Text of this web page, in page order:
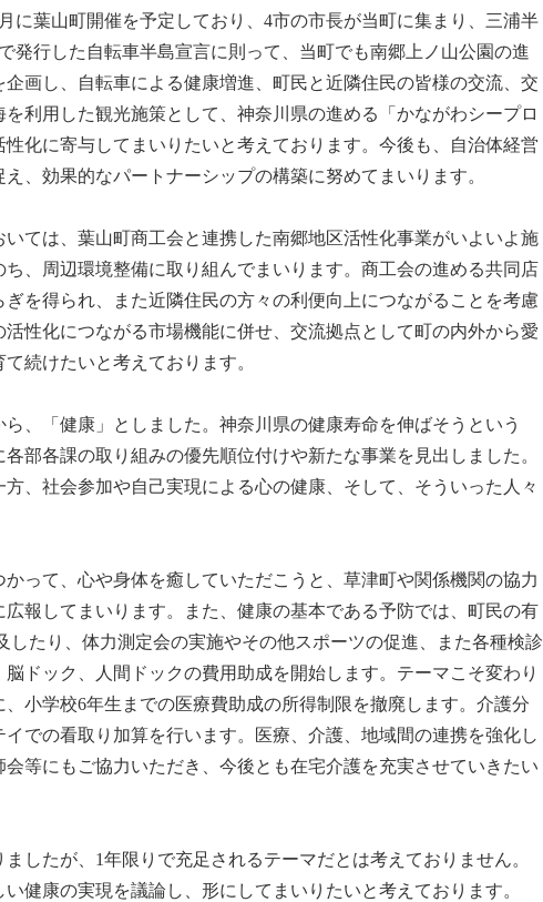
に葉山町開催を予定しており、4市の市長が当町に集まり、三浦半
発行した自転車半島宣言に則って、当町でも南郷上ノ山公園の進
画し、自転車による健康増進、町民と近隣住民の皆様の交流、交
利用した観光施策として、神奈川県の進める「かながわシープロ
化に寄与してまいりたいと考えております。今後も、自治体経営
、効果的なパートナーシップの構築に努めてまいります。
ては、葉山町商工会と連携した南郷地区活性化事業がいよいよ施
、周辺環境整備に取り組んでまいります。商工会の進める共同店
を得られ、また近隣住民の方々の利便向上につながることを考慮
性化につながる市場機能に併せ、交流拠点として町の内外から愛
続けたいと考えております。
、「健康」としました。神奈川県の健康寿命を伸ばそうという
部各課の取り組みの優先順位付けや新たな事業を見出しました。
、社会参加や自己実現による心の健康、そして、そういった人々
って、心や身体を癒していただこうと、草津町や関係機関の協力
報してまいります。また、健康の基本である予防では、町民の有
たり、体力測定会の実施やその他スポーツの促進、また各種検診
ドック、人間ドックの費用助成を開始します。テーマこそ変わり
小学校6年生までの医療費助成の所得制限を撤廃します。介護分
での看取り加算を行います。医療、介護、地域間の連携を強化し
等にもご協力いただき、今後とも在宅介護を充実させていきたい
したが、1年限りで充足されるテーマだとは考えておりません。
健康の実現を議論し、形にしてまいりたいと考えております。